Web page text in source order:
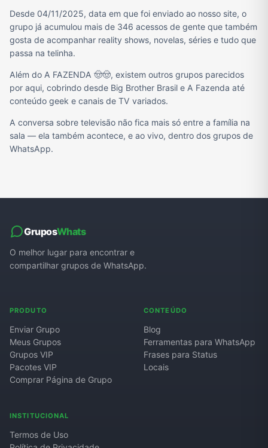
Desde 04/11/2025, data em que foi enviado ao nosso site, o
grupo já acumulou mais de 346 acessos de gente que também
gosta de acompanhar reality shows, novelas, séries e tudo que
passa na telinha.
Além do A FAZENDA 🤠🤠, existem outros grupos parecidos
por aqui, cobrindo desde Big Brother Brasil e A Fazenda até
conteúdo geek e canais de TV variados.
A conversa sobre televisão não fica mais só entre a família na
sala — ela também acontece, e ao vivo, dentro dos grupos de
WhatsApp.
GruposWhats
O melhor lugar para encontrar e
compartilhar grupos de WhatsApp.
PRODUTO
Enviar Grupo
Meus Grupos
Grupos VIP
Pacotes VIP
Comprar Página de Grupo
CONTEÚDO
Blog
Ferramentas para WhatsApp
Frases para Status
Locais
INSTITUCIONAL
Termos de Uso